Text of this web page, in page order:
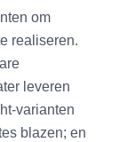
om
realiseren.
leveren
varianten
blazen; en